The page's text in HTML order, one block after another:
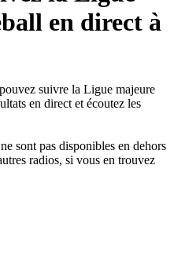
en direct à
suivre la Ligue majeure
en direct et écoutez les
sont pas disponibles en dehors
radios, si vous en trouvez